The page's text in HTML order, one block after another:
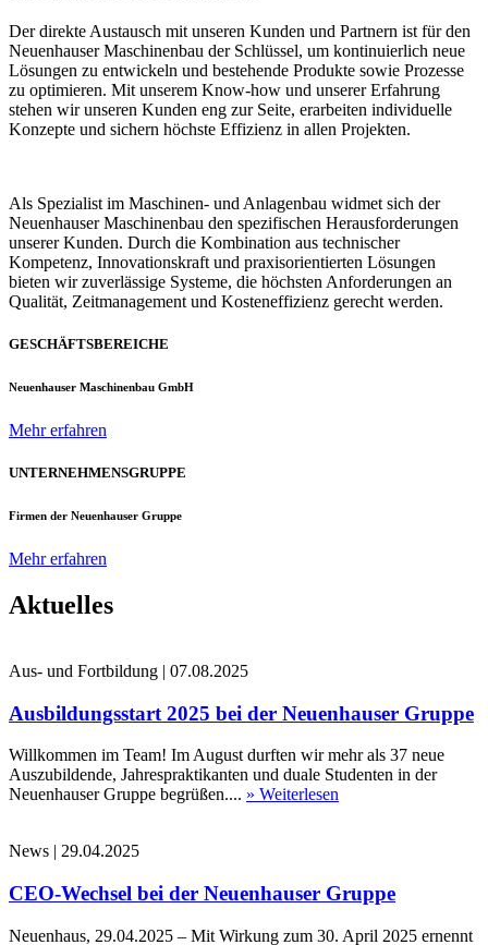
Der direkte Austausch mit unseren Kunden und Partnern ist für den
Neuenhauser Maschinenbau der Schlüssel, um kontinuierlich neue
Lösungen zu entwickeln und bestehende Produkte sowie Prozesse
zu optimieren. Mit unserem Know-how und unserer Erfahrung
stehen wir unseren Kunden eng zur Seite, erarbeiten individuelle
Konzepte und sichern höchste Effizienz in allen Projekten.
Als Spezialist im Maschinen- und Anlagenbau widmet sich der
Neuenhauser Maschinenbau den spezifischen Herausforderungen
unserer Kunden. Durch die Kombination aus technischer
Kompetenz, Innovationskraft und praxisorientierten Lösungen
bieten wir zuverlässige Systeme, die höchsten Anforderungen an
Qualität, Zeitmanagement und Kosteneffizienz gerecht werden.
GESCHÄFTSBEREICHE
Neuenhauser Maschinenbau GmbH
Mehr erfahren
UNTERNEHMENSGRUPPE
Firmen der Neuenhauser Gruppe
Mehr erfahren
Aktuelles
Aus- und Fortbildung | 07.08.2025
Ausbildungsstart 2025 bei der Neuenhauser Gruppe
Willkommen im Team! Im August durften wir mehr als 37 neue
Auszubildende, Jahrespraktikanten und duale Studenten in der
Neuenhauser Gruppe begrüßen.... » Weiterlesen
News | 29.04.2025
CEO-Wechsel bei der Neuenhauser Gruppe
Neuenhaus, 29.04.2025 – Mit Wirkung zum 30. April 2025 ernennt